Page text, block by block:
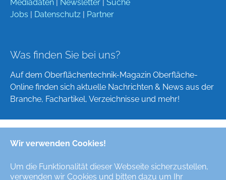
Wir verwenden Cookies!
Um die Funktionalität dieser Webseite sicherzustellen,
verwenden wir Cookies und bitten dazu um Ihr
Mediadaten
Newsletter
Suche
Jobs
Datenschutz Partner
Was finden Sie bei uns?
Auf dem Oberflächentechnik-Magazin Oberfläche-
Online finden sich aktuelle Nachrichten & News aus der
Branche, Fachartikel, Verzeichnisse und mehr!
Deutsch